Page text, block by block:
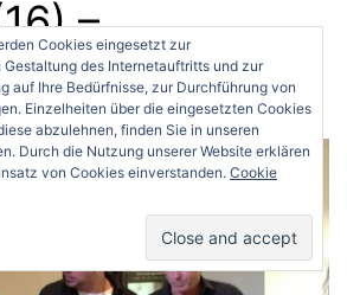
–
Klänge
Cookies eingesetzt zur
des Internetauftritts und zur
auf Ihre Bedürfnisse, zur Durchführung von
Einzelheiten über die eingesetzten Cookies
abzulehnen, finden Sie in unseren
Durch die Nutzung unserer Website erklären
von Cookies einverstanden. Cookie